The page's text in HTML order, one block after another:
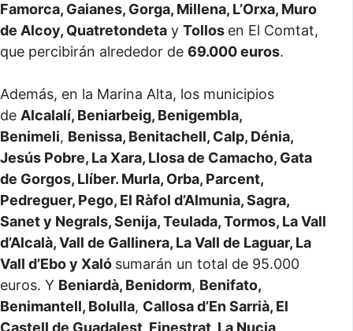
Famorca, Gaianes, Gorga, Millena, L’Orxa, Muro
de Alcoy, Quatretondeta y Tollos en El Comtat,
que percibirán alrededor de 69.000 euros.
Además, en la Marina Alta, los municipios
de Alcalalí, Beniarbeig, Benigembla,
Benimeli, Benissa, Benitachell, Calp, Dénia,
Jesús Pobre, La Xara, Llosa de Camacho, Gata
de Gorgos, Llíber. Murla, Orba, Parcent,
Pedreguer, Pego, El Ràfol d’Almunia, Sagra,
Sanet y Negrals, Senija, Teulada, Tormos, La Vall
d’Alcalà, Vall de Gallinera, La Vall de Laguar, La
Vall d’Ebo y Xaló sumarán un total de 95.000
euros. Y Beniardà, Benidorm, Benifato,
Benimantell, Bolulla, Callosa d’En Sarrià, El
Castell de Guadalest, Finestrat, La Nucia,